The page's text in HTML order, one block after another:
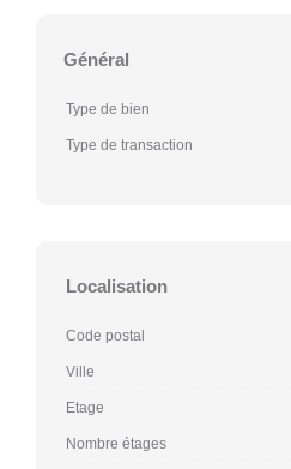
Général
Type de bien
Type de transaction
Localisation
Code postal
Ville
Etage
Nombre étages